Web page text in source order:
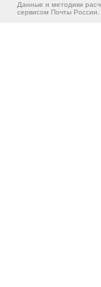
Данные и методики
сервисом Почты России.